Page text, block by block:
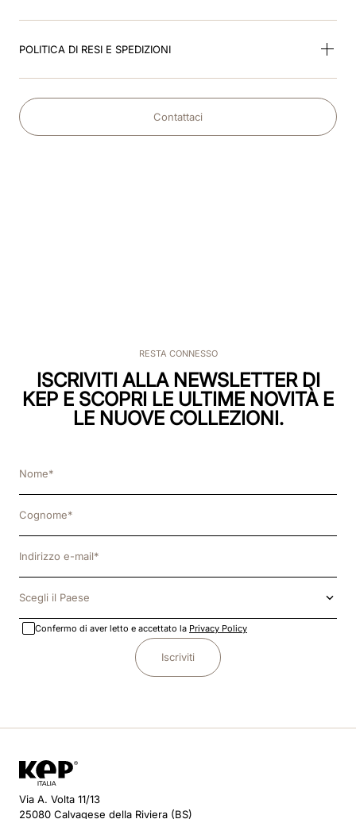
POLITICA DI RESI E SPEDIZIONI
Contattaci
RESTA CONNESSO
ISCRIVITI ALLA NEWSLETTER DI
KEP E SCOPRI LE ULTIME NOVITÀ E
LE NUOVE COLLEZIONI.
Scegli il Paese
Confermo di aver letto e accettato la Privacy Policy
Iscriviti
Via A. Volta 11/13
25080 Calvagese della Riviera (BS)